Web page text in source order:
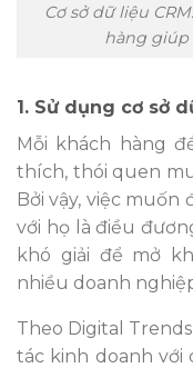
Cơ sở dữ liệu
hàng
1. Sử dụng cơ sở
Mỗi khách hàng
thích, thói quen
Bởi vậy, việc muốn
với họ là điều
khó giải để mở
nhiều doanh
Theo Digital
tác kinh doanh với